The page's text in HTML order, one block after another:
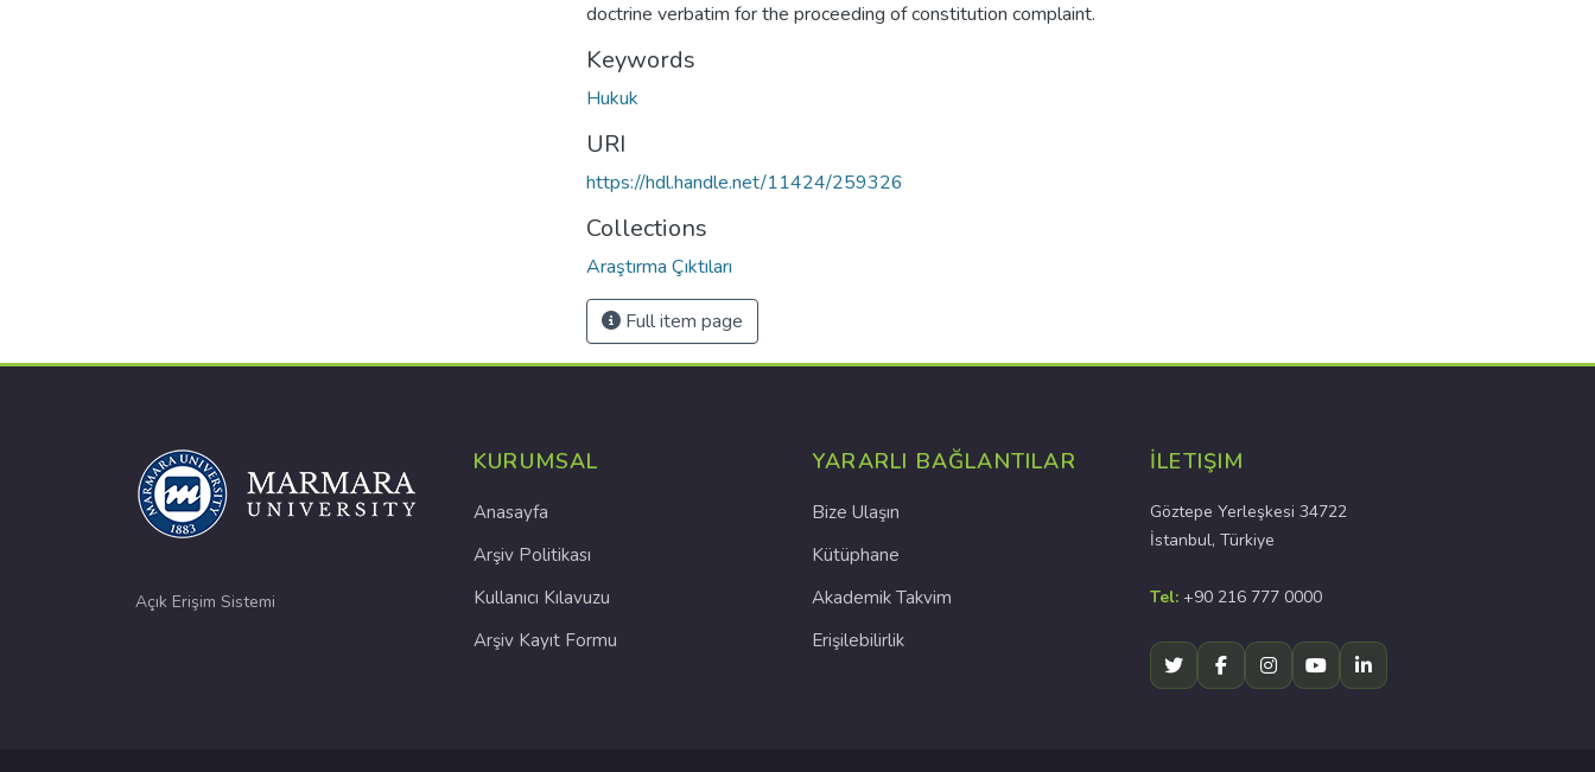
doctrine verbatim for the proceeding of constitution complaint.
Keywords
Hukuk
URI
https://hdl.handle.net/11424/259326
Collections
Araştırma Çıktıları
Full item page
Açık Erişim Sistemi
KURUMSAL
Anasayfa
Arşiv Politikası
Kullanıcı Kılavuzu
Arşiv Kayıt Formu
YARARLI BAĞLANTILAR
Bize Ulaşın
Kütüphane
Akademik Takvim
Erişilebilirlik
İLETIŞIM
Göztepe Yerleşkesi 34722
İstanbul, Türkiye
Tel: +90 216 777 0000